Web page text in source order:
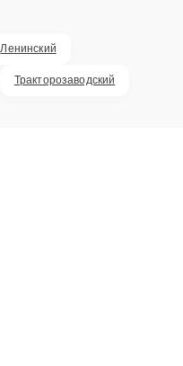
Ленинский
Тракторозаводский